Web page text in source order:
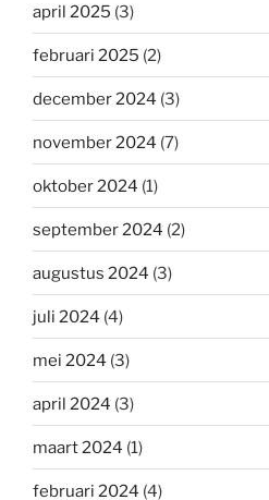
april 2025 (3)
februari 2025 (2)
december 2024 (3)
november 2024 (7)
oktober 2024 (1)
september 2024 (2)
augustus 2024 (3)
juli 2024 (4)
mei 2024 (3)
april 2024 (3)
maart 2024 (1)
februari 2024 (4)